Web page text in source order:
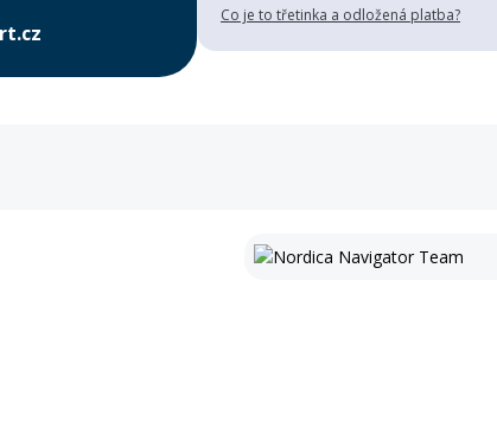
Co je to třetinka a odložená platba?